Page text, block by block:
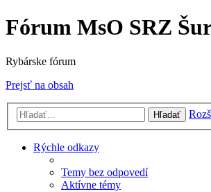
Fórum MsO SRZ
Rybárske fórum
Prejsť na obsah
Hľadať
Rýchle odkazy
Temy bez odpovedí
Aktívne témy